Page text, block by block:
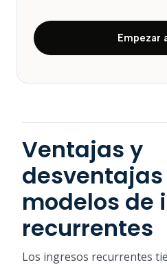
Empezar
Ventajas y
desventajas
modelos de
recurrentes
Los ingresos recurrentes